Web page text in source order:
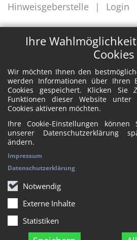
Ihre
Cookies
Wir möchten Ihnen den
werden Informationen über Ihren
Cookies gespeichert. Klicken Sie
Funktionen dieser Website unter
Cookies aktiveren möchten.
Ihre Cookie-Einstellungen
unserer Datenschutzerklärung
ändern.
Notwendig
Externe Inhalte
Statistiken
Impressum
Datenschutzerklärung
Hinweisgeberstelle
Login